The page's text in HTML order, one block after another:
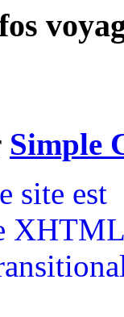
Simple